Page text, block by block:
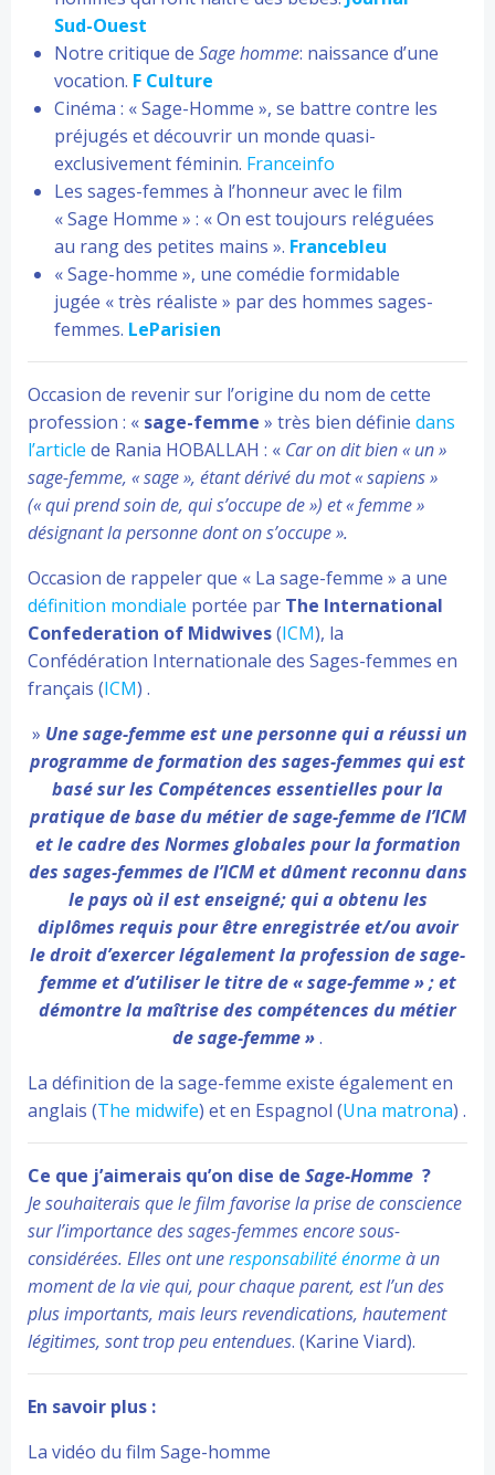
Sud-Ouest
Notre critique de Sage homme: naissance d’une
vocation. F Culture
Cinéma : « Sage-Homme », se battre contre les
préjugés et découvrir un monde quasi-
exclusivement féminin. Franceinfo
Les sages-femmes à l’honneur avec le film
« Sage Homme » : « On est toujours reléguées
au rang des petites mains ». Francebleu
« Sage-homme », une comédie formidable
jugée « très réaliste » par des hommes sages-
femmes. LeParisien
Occasion de revenir sur l’origine du nom de cette
profession : « sage-femme » très bien définie dans
l’article de Rania HOBALLAH : « Car on dit bien « un »
sage-femme, « sage », étant dérivé du mot « sapiens »
(« qui prend soin de, qui s’occupe de ») et « femme »
désignant la personne dont on s’occupe ».
Occasion de rappeler que « La sage-femme » a une
définition mondiale portée par The International
Confederation of Midwives(ICM), la
Confédération Internationale des Sages-femmes en
français (ICM) .
» Une sage-femme est une personne qui a réussi un
programme de formation des sages-femmes qui est
basé sur les Compétences essentielles pour la
pratique de base du métier de sage-femme de l’ICM
et le cadre des Normes globales pour la formation
des sages-femmes de l’ICM et dûment reconnu dans
le pays où il est enseigné; qui a obtenu les
diplômes requis pour être enregistrée et/ou avoir
le droit d’exercer légalement la profession de sage-
femme et d’utiliser le titre de « sage-femme » ; et
démontre la maîtrise des compétences du métier
de sage-femme ».
La définition de la sage-femme existe également en
anglais (The midwife) et en Espagnol (Una matrona) .
Ce que j’aimerais qu’on dise de Sage-Homme ?
Je souhaiterais que le film favorise la prise de conscience
sur l’importance des sages-femmes encore sous-
considérées. Elles ont uneresponsabilité énormeà un
moment de la vie qui, pour chaque parent, est l’un des
plus importants, mais leurs revendications, hautement
légitimes, sont trop peu entendues. (Karine Viard).
En savoir plus :
La vidéo du film Sage-homme